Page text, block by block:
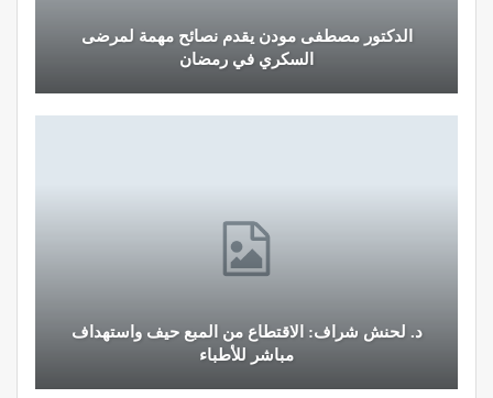
الدكتور مصطفى مودن يقدم نصائح مهمة لمرضى
السكري في رمضان
د. لحنش شراف: الاقتطاع من المبع حيف واستهداف
مباشر للأطباء